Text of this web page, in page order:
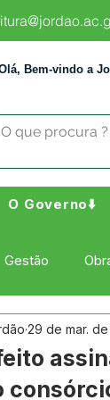
Bem-vindo a
O Governo⬇️
Gestão
Esporte e
29 de mar.